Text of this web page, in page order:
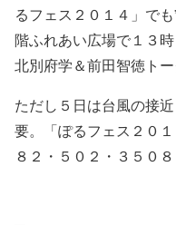
るフェス２０１４」で
階ふれあい広場で１３
北別府学＆前田智徳ト
ただし５日は台風の接
要。「ぽるフェス２０
８２・５０２・３５０８